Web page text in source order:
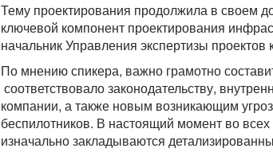
Тему проектирования продолжила в своем
ключевой компонент проектирования
начальник Управления экспертизы
По мнению спикера, важно грамотно
соответствовало законодательству,
компании, а также новым возникающим
беспилотников. В настоящий момент во
изначально закладываются